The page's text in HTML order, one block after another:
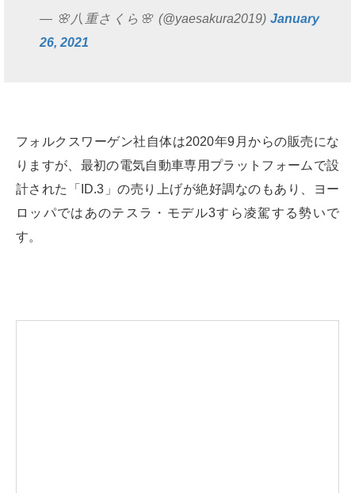
— 🌸八重さくら🌸 (@yaesakura2019) January
26, 2021
フォルクスワーゲン社自体は2020年9月からの販売にな
りますが、最初の電気自動車専用プラットフォームで設
計された「ID.3」の売り上げが絶好調なのもあり、ヨー
ロッパではあのテスラ・モデル3すら凌駕する勢いで
す。